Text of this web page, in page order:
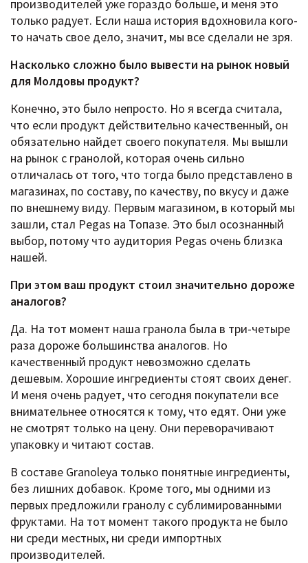
производителей уже гораздо больше, и меня это
только радует. Если наша история вдохновила кого-
то начать свое дело, значит, мы все сделали не зря.
Насколько сложно было вывести на рынок новый
для Молдовы продукт?
Конечно, это было непросто. Но я всегда считала,
что если продукт действительно качественный, он
обязательно найдет своего покупателя. Мы вышли
на рынок с гранолой, которая очень сильно
отличалась от того, что тогда было представлено в
магазинах, по составу, по качеству, по вкусу и даже
по внешнему виду. Первым магазином, в который мы
зашли, стал Pegas на Топазе. Это был осознанный
выбор, потому что аудитория Pegas очень близка
нашей.
При этом ваш продукт стоил значительно дороже
аналогов?
Да. На тот момент наша гранола была в три-четыре
раза дороже большинства аналогов. Но
качественный продукт невозможно сделать
дешевым. Хорошие ингредиенты стоят своих денег.
И меня очень радует, что сегодня покупатели все
внимательнее относятся к тому, что едят. Они уже
не смотрят только на цену. Они переворачивают
упаковку и читают состав.
В составе Granoleya только понятные ингредиенты,
без лишних добавок. Кроме того, мы одними из
первых предложили гранолу с сублимированными
фруктами. На тот момент такого продукта не было
ни среди местных, ни среди импортных
производителей.